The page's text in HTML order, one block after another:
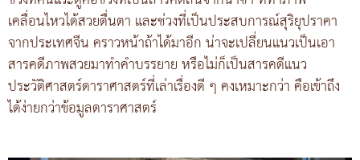
เคลื่อนไหวได้สวยตื่นตา และช่วงที่เป็นประสบการณ์สุริยุปราคา
จากประเทศจีน คราวหน้าถ้าได้มาอีก น่าจะเปลี่ยนแนวเป็นเอา
สารคดีภาพสวยมาทำคำบรรยาย หรือไม่ก็เป็นสารคดีแนว
ประวัติศาสตร์ดาราศาสตร์ที่เล่าเรื่องดี ๆ คงเหมาะกว่า คือเข้าถึง
ได้ง่ายกว่าข้อมูลดาราศาสตร์